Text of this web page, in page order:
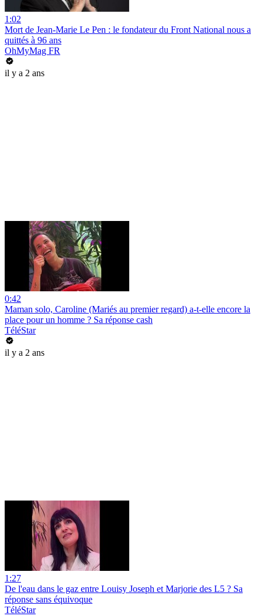
1:02
Mort de Jean-Marie Le Pen : le fondateur du Front National nous a
quittés à 96 ans
OhMyMag FR
il y a 2 ans
0:42
Maman solo, Caroline (Mariés au premier regard) a-t-elle encore la
place pour un homme ? Sa réponse cash
TéléStar
il y a 2 ans
1:27
De l'eau dans le gaz entre Louisy Joseph et Marjorie des L5 ? Sa
réponse sans équivoque
TéléStar